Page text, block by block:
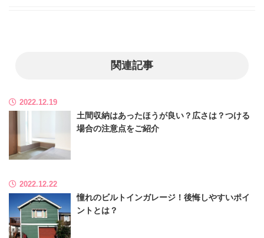
k
関連記事
2022.12.19
土間収納はあったほうが良い？広さは？つける
場合の注意点をご紹介
2022.12.22
憧れのビルトインガレージ！後悔しやすいポイ
ントとは？